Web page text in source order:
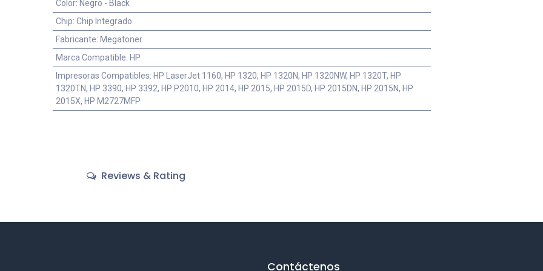
Color: Negro - Black
Chip:Chip Integrado
Fabricante: Megatoner
Marca Compatible: HP
Impresoras Compatibles: HP LaserJet 1160, HP 1320, HP 1320N, HP 1320NW, HP 1320T, HP
1320TN, HP 3390, HP 3392, HP P2010, HP 2014, HP 2015, HP 2015D, HP 2015DN, HP 2015N, HP
2015X, HP M2727MFP
Reviews & Rating
Contáctenos